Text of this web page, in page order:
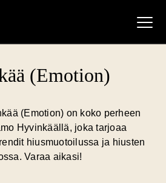
(Emotion)
(Emotion) on koko perheen
Hyvinkäällä, joka tarjoaa
hiusmuotoilussa ja hiusten
Varaa aikasi!